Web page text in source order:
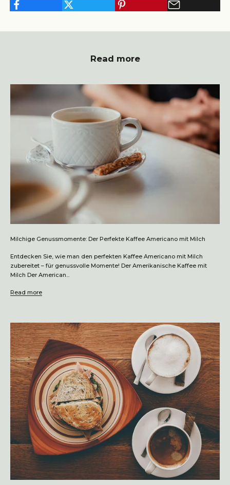
Read more
Milchige Genussmomente: Der Perfekte Kaffee Americano mit Milch
Entdecken Sie, wie man den perfekten Kaffee Americano mit Milch
zubereitet – für genussvolle Momente! Der Amerikanische Kaffee mit
Milch Der American...
Read more